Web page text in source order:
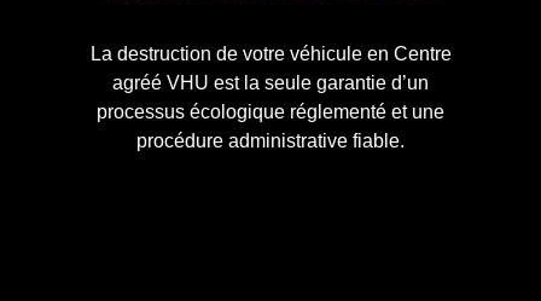
La destruction de votre véhicule en Centre
agréé VHU est la seule garantie d’un
processus écologique réglementé et une
procédure administrative fiable.